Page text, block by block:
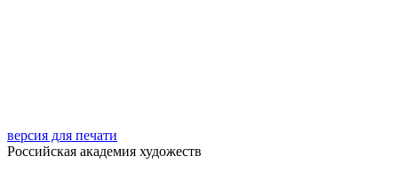
версия для печати
Российская академия художеств